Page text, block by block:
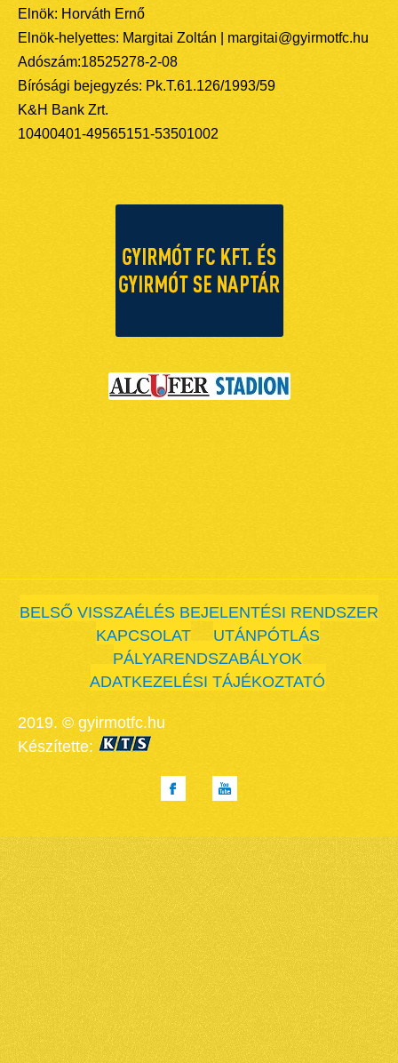
Elnök: Horváth Ernő
Elnök-helyettes: Margitai Zoltán | margitai@gyirmotfc.hu
Adószám:18525278-2-08
Bírósági bejegyzés: Pk.T.61.126/1993/59
K&H Bank Zrt.
10400401-49565151-53501002
BELSŐ VISSZAÉLÉS BEJELENTÉSI RENDSZER
KAPCSOLAT
UTÁNPÓTLÁS
PÁLYARENDSZABÁLYOK
ADATKEZELÉSI TÁJÉKOZTATÓ
2019. © gyirmotfc.hu
Készítette: